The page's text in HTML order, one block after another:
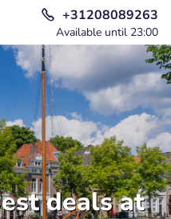
+31208089263
Available until 23:00
deals at